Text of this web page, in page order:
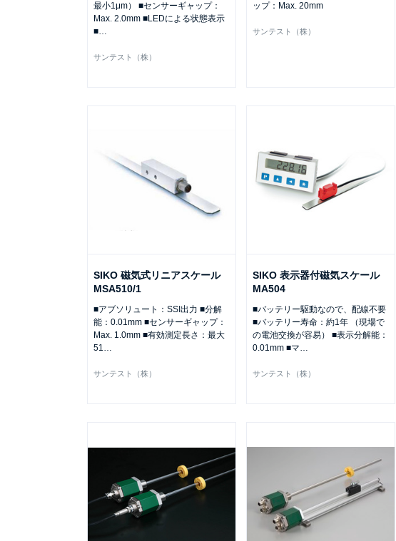
最小1μm） ■センサーギャップ：
Max. 2.0mm ■LEDによる状態表示
■…
サンテスト（株）
ップ：Max. 20mm
サンテスト（株）
SIKO 磁気式リニアスケール
MSA510/1
■アブソリュート：SSI出力 ■分解
能：0.01mm ■センサーギャップ：
Max. 1.0mm ■有効測定長さ：最大
51…
サンテスト（株）
SIKO 表示器付磁気スケール
MA504
■バッテリー駆動なので、配線不要
■バッテリー寿命：約1年 （現場で
の電池交換が容易） ■表示分解能：
0.01mm ■マ…
サンテスト（株）